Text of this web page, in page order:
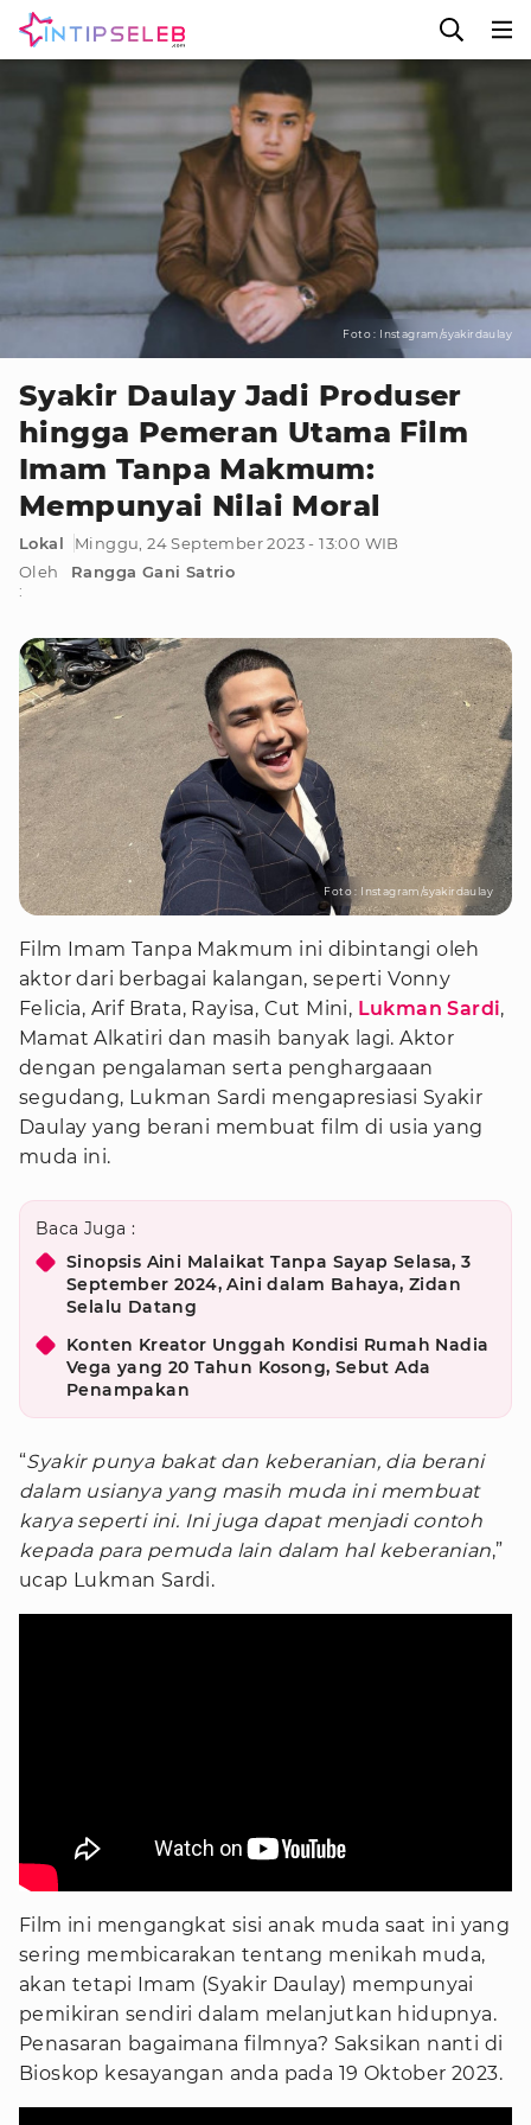
Foto : Instagram/syakirdaulay
Syakir Daulay Jadi Produser
hingga Pemeran Utama Film
Imam Tanpa Makmum:
Mempunyai Nilai Moral
Lokal
Minggu, 24 September 2023 - 13:00 WIB
Oleh
:
Rangga Gani Satrio
Foto : Instagram/syakirdaulay
Film Imam Tanpa Makmum ini dibintangi oleh
aktor dari berbagai kalangan, seperti Vonny
Felicia, Arif Brata, Rayisa, Cut Mini, Lukman Sardi,
Mamat Alkatiri dan masih banyak lagi. Aktor
dengan pengalaman serta penghargaaan
segudang, Lukman Sardi mengapresiasi Syakir
Daulay yang berani membuat film di usia yang
muda ini.
Baca Juga :
Sinopsis Aini Malaikat Tanpa Sayap Selasa, 3
September 2024, Aini dalam Bahaya, Zidan
Selalu Datang
Konten Kreator Unggah Kondisi Rumah Nadia
Vega yang 20 Tahun Kosong, Sebut Ada
Penampakan
“Syakir punya bakat dan keberanian, dia berani
dalam usianya yang masih muda ini membuat
karya seperti ini. Ini juga dapat menjadi contoh
kepada para pemuda lain dalam hal keberanian,”
ucap Lukman Sardi.
Film ini mengangkat sisi anak muda saat ini yang
sering membicarakan tentang menikah muda,
akan tetapi Imam (Syakir Daulay) mempunyai
pemikiran sendiri dalam melanjutkan hidupnya.
Penasaran bagaimana filmnya? Saksikan nanti di
Bioskop kesayangan anda pada 19 Oktober 2023.